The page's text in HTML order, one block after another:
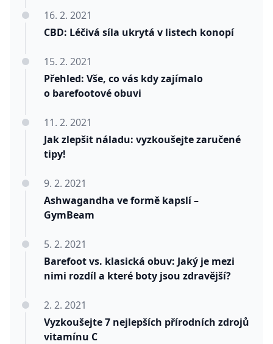
CBD: Léčivá síla ukrytá v listech konopí
16. 2. 2021
Přehled: Vše, co vás kdy zajímalo
o barefootové obuvi
15. 2. 2021
Jak zlepšit náladu: vyzkoušejte zaručené
tipy!
11. 2. 2021
Ashwagandha ve formě kapslí –
GymBeam
9. 2. 2021
Barefoot vs. klasická obuv: Jaký je mezi
nimi rozdíl a které boty jsou zdravější?
5. 2. 2021
Vyzkoušejte 7 nejlepších přírodních zdrojů
vitamínu C
2. 2. 2021